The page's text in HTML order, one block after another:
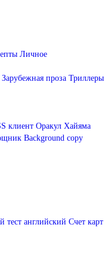
Личное
Зарубежная проза Триллеры
клиент Оракул Хайяма
Background copy
тест английский Счет карт